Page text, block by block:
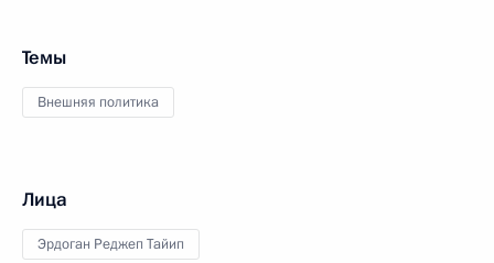
Темы
Внешняя политика
Лица
Эрдоган Реджеп Тайип